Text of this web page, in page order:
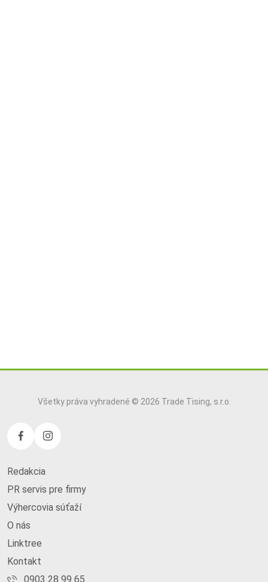
Všetky práva vyhradené © 2026 Trade Tising, s.r.o.
Redakcia
PR servis pre firmy
Výhercovia súťaží
O nás
Linktree
Kontakt
0903 28 99 65